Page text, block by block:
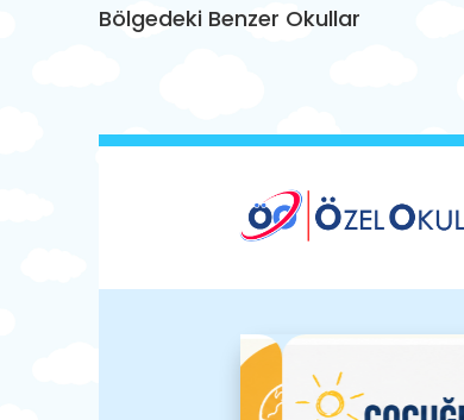
Bölgedeki Benzer Okullar